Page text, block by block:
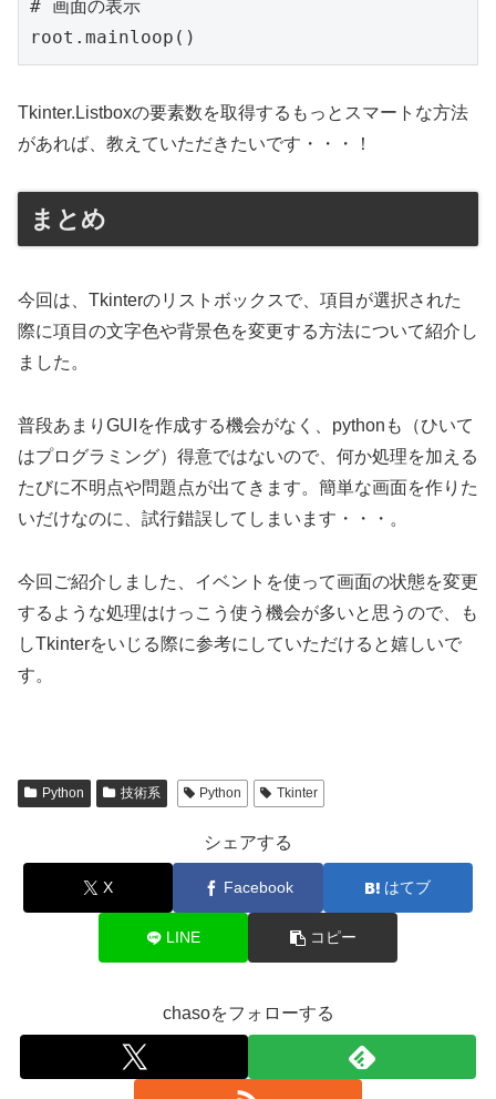
# 画面の表示
root.mainloop()
Tkinter.Listboxの要素数を取得するもっとスマートな方法
があれば、教えていただきたいです・・・！
まとめ
今回は、Tkinterのリストボックスで、項目が選択された
際に項目の文字色や背景色を変更する方法について紹介し
ました。
普段あまりGUIを作成する機会がなく、pythonも（ひいて
はプログラミング）得意ではないので、何か処理を加える
たびに不明点や問題点が出てきます。簡単な画面を作りた
いだけなのに、試行錯誤してしまいます・・・。
今回ご紹介しました、イベントを使って画面の状態を変更
するような処理はけっこう使う機会が多いと思うので、も
しTkinterをいじる際に参考にしていただけると嬉しいで
す。
Python 技術系 Python Tkinter
シェアする
X Facebook はてブ
LINE コピー
chasoをフォローする